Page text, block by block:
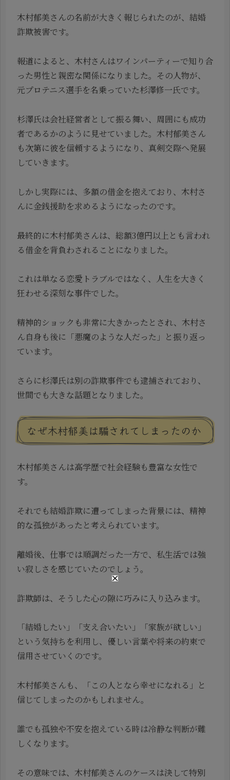
木村郁美さんの名前が大きく報じられたのが、結婚
詐欺被害です。
報道によると、木村さんはワインパーティーで知り合
った男性と親密な関係になりました。その人物が、
元プロテニス選手を名乗っていた杉澤修一氏です。
杉澤氏は会社経営者として振る舞い、周囲にも成功
者であるかのように見せていました。木村郁美さん
も次第に彼を信頼するようになり、真剣交際へ発展
していきます。
しかし実際には、多額の借金を抱えており、木村さ
んに金銭援助を求めるようになったのです。
最終的に木村郁美さんは、総額3億円以上とも言われ
る借金を背負わされることになりました。
これは単なる恋愛トラブルではなく、人生を大きく
狂わせる深刻な事件でした。
精神的ショックも非常に大きかったとされ、木村さ
ん自身も後に「悪魔のような人だった」と振り返っ
ています。
さらに杉澤氏は別の詐欺事件でも逮捕されており、
世間でも大きな話題となりました。
なぜ木村郁美は騙されてしまったのか
木村郁美さんは高学歴で社会経験も豊富な女性で
す。
それでも結婚詐欺に遭ってしまった背景には、精神
的な孤独があったと考えられています。
離婚後、仕事では順調だった一方で、私生活では強
い寂しさを感じていたのでしょう。
詐欺師は、そうした心の隙に巧みに入り込みます。
「結婚したい」「支え合いたい」「家族が欲しい」
という気持ちを利用し、優しい言葉や将来の約束で
信用させていくのです。
木村郁美さんも、「この人となら幸せになれる」と
信じてしまったのかもしれません。
誰でも孤独や不安を抱えている時は冷静な判断が難
しくなります。
その意味では、木村郁美さんのケースは決して特別